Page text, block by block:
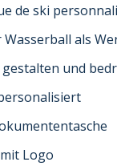
de ski
als
und
Logo